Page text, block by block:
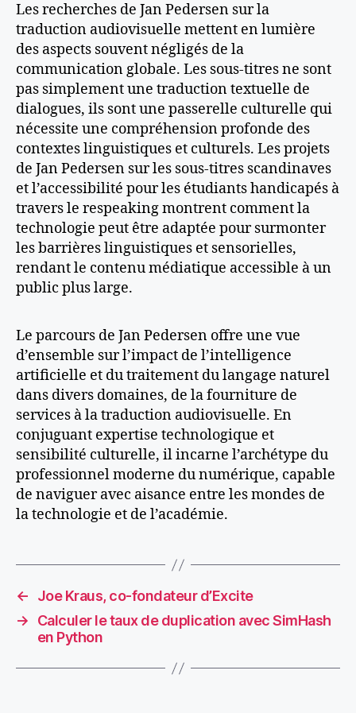
Les recherches de Jan Pedersen sur la
traduction audiovisuelle mettent en lumière
des aspects souvent négligés de la
communication globale. Les sous-titres ne sont
pas simplement une traduction textuelle de
dialogues, ils sont une passerelle culturelle qui
nécessite une compréhension profonde des
contextes linguistiques et culturels. Les projets
de Jan Pedersen sur les sous-titres scandinaves
et l’accessibilité pour les étudiants handicapés à
travers le respeaking montrent comment la
technologie peut être adaptée pour surmonter
les barrières linguistiques et sensorielles,
rendant le contenu médiatique accessible à un
public plus large​​.
Le parcours de Jan Pedersen offre une vue
d’ensemble sur l’impact de l’intelligence
artificielle et du traitement du langage naturel
dans divers domaines, de la fourniture de
services à la traduction audiovisuelle. En
conjuguant expertise technologique et
sensibilité culturelle, il incarne l’archétype du
professionnel moderne du numérique, capable
de naviguer avec aisance entre les mondes de
la technologie et de l’académie.
←
Joe Kraus, co-fondateur d’Excite
→
Calculer le taux de duplication avec SimHash
en Python